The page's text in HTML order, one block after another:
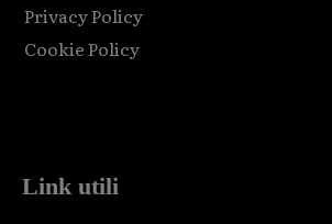
Privacy Policy
Cookie Policy
Link utili